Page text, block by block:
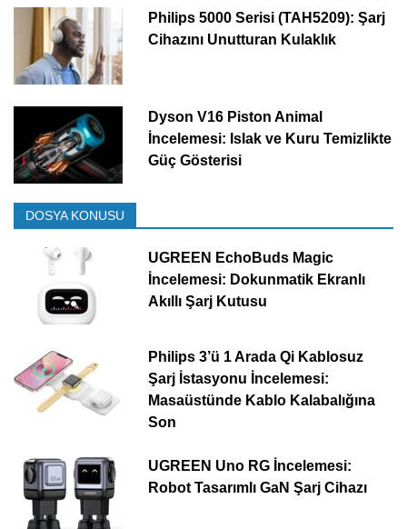
Philips 5000 Serisi (TAH5209): Şarj
Cihazını Unutturan Kulaklık
Dyson V16 Piston Animal
İncelemesi: Islak ve Kuru Temizlikte
Güç Gösterisi
DOSYA KONUSU
UGREEN EchoBuds Magic
İncelemesi: Dokunmatik Ekranlı
Akıllı Şarj Kutusu
Philips 3’ü 1 Arada Qi Kablosuz
Şarj İstasyonu İncelemesi:
Masaüstünde Kablo Kalabalığına
Son
UGREEN Uno RG İncelemesi:
Robot Tasarımlı GaN Şarj Cihazı